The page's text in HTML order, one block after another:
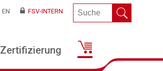
EN FSV-INTERN
Zertifizierung